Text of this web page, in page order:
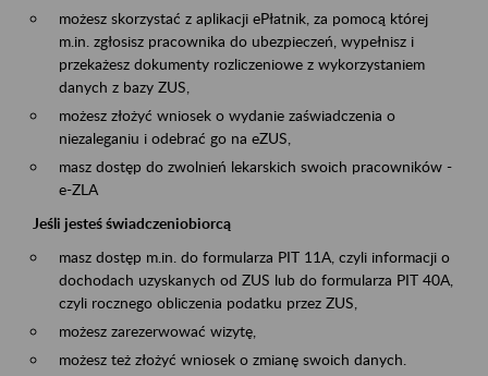
możesz skorzystać z aplikacji ePłatnik, za pomocą której
m.in. zgłosisz pracownika do ubezpieczeń, wypełnisz i
przekażesz dokumenty rozliczeniowe z wykorzystaniem
danych z bazy ZUS,
możesz złożyć wniosek o wydanie zaświadczenia o
niezaleganiu i odebrać go na eZUS,
masz dostęp do zwolnień lekarskich swoich pracowników -
e-ZLA
Jeśli jesteś świadczeniobiorcą
masz dostęp m.in. do formularza PIT 11A, czyli informacji o
dochodach uzyskanych od ZUS lub do formularza PIT 40A,
czyli rocznego obliczenia podatku przez ZUS,
możesz zarezerwować wizytę,
możesz też złożyć wniosek o zmianę swoich danych.